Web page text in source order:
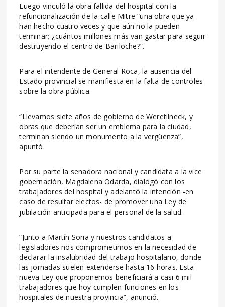
Luego vinculó la obra fallida del hospital con la
refuncionalización de la calle Mitre “una obra que ya
han hecho cuatro veces y que aún no la pueden
terminar; ¿cuántos millones más van gastar para seguir
destruyendo el centro de Bariloche?”.
Para el intendente de General Roca, la ausencia del
Estado provincial se manifiesta en la falta de controles
sobre la obra pública.
“Llevamos siete años de gobierno de Weretilneck, y
obras que deberían ser un emblema para la ciudad,
terminan siendo un monumento a la vergüenza”,
apuntó.
Por su parte la senadora nacional y candidata a la vice
gobernación, Magdalena Odarda, dialogó con los
trabajadores del hospital y adelantó la intención -en
caso de resultar electos- de promover una Ley de
jubilación anticipada para el personal de la salud.
“Junto a Martín Soria y nuestros candidatos a
legisladores nos comprometimos en la necesidad de
declarar la insalubridad del trabajo hospitalario, donde
las jornadas suelen extenderse hasta 16 horas. Esta
nueva Ley que proponemos beneficiará a casi 6 mil
trabajadores que hoy cumplen funciones en los
hospitales de nuestra provincia”, anunció.